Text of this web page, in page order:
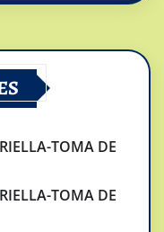
TOMA DE
TOMA DE